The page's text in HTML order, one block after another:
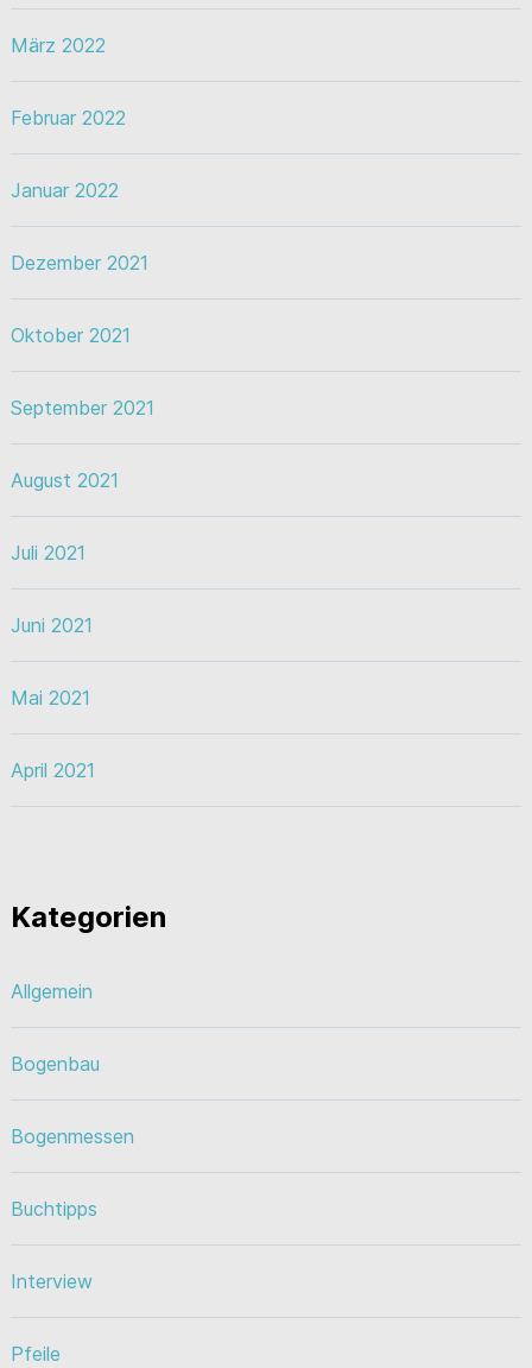
März 2022
Februar 2022
Januar 2022
Dezember 2021
Oktober 2021
September 2021
August 2021
Juli 2021
Juni 2021
Mai 2021
April 2021
Kategorien
Allgemein
Bogenbau
Bogenmessen
Buchtipps
Interview
Pfeile